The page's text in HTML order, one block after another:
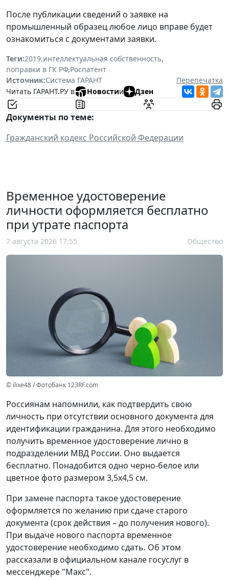
После публикации сведений о заявке на
промышленный образец любое лицо вправе будет
ознакомиться с документами заявки.
Теги:2019,интеллектуальная собственность,
поправки в ГК РФ,Роспатент
Источник:Система ГАРАНТ
Перепечатка
Читать ГАРАНТ.РУ в
Новостии Дзен
Документы по теме:
Гражданский кодекс Российской Федерации
Временное удостоверение
личности оформляется бесплатно
при утрате паспорта
7 августа 2026 17:55 Общество
© ilixe48 / Фотобанк 123RF.com
Россиянам напомнили, как подтвердить свою
личность при отсутствии основного документа для
идентификации гражданина. Для этого необходимо
получить временное удостоверение лично в
подразделении МВД России. Оно выдается
бесплатно. Понадобится одно черно-белое или
цветное фото размером 3,5x4,5 см.
При замене паспорта такое удостоверение
оформляется по желанию при сдаче старого
документа (срок действия – до получения нового).
При выдаче нового паспорта временное
удостоверение необходимо сдать. Об этом
рассказали в официальном канале госуслуг в
мессенджере "Макс".